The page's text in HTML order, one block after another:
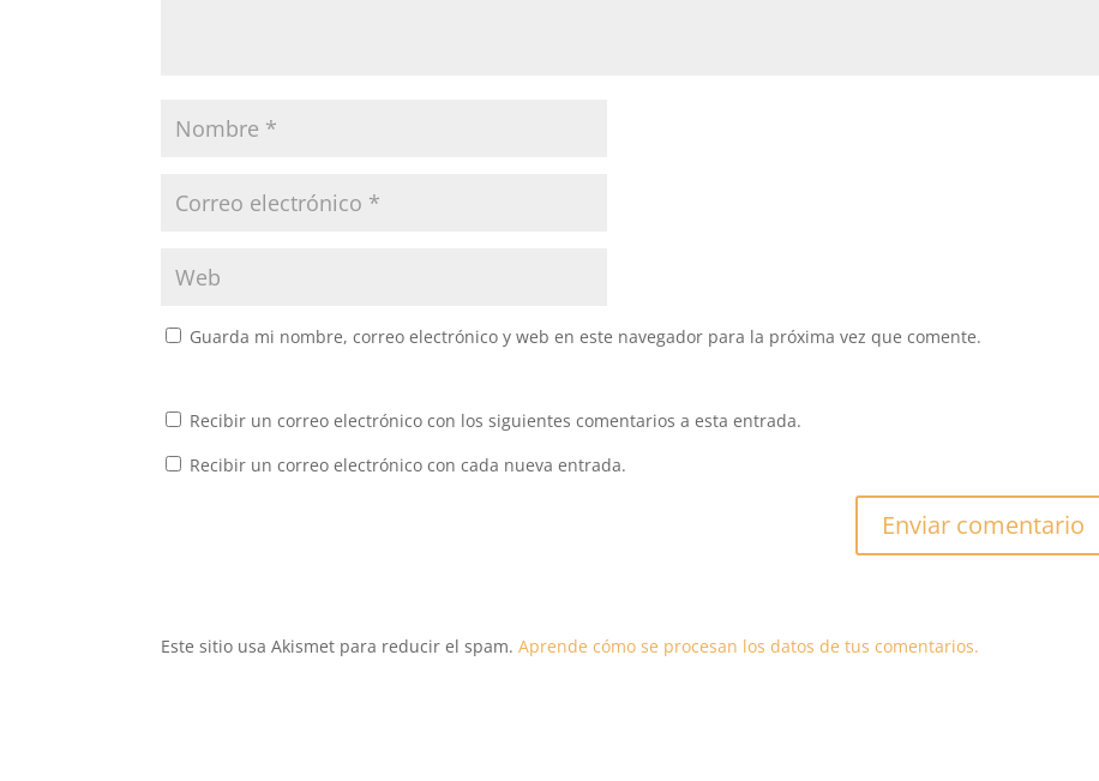
Guarda mi nombre, correo electrónico y web en este navegador para la próxima vez que comente.
Recibir un correo electrónico con los siguientes comentarios a esta entrada.
Recibir un correo electrónico con cada nueva entrada.
Este sitio usa Akismet para reducir el spam.Aprende cómo se procesan los datos de tus comentarios.